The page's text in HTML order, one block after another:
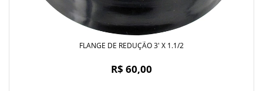
FLANGE DE REDUÇÃO 3' X 1.1/2
R$ 60,00